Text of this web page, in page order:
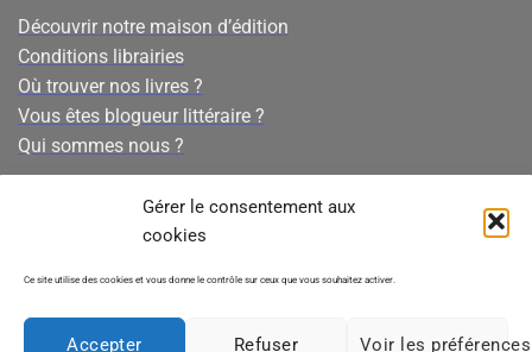
Gérer le consentement aux
cookies
Ce site utilise des cookies et vous donne le contrôle sur ceux que vous souhaitez activer.
Accepter Refuser Voir les préférences
Découvrir notre maison d’édition
Conditions librairies
Où trouver nos livres ?
Vous êtes blogueur littéraire ?
Qui sommes nous ?
Conditions générales de vente
Mentions légales
Politique de cookies